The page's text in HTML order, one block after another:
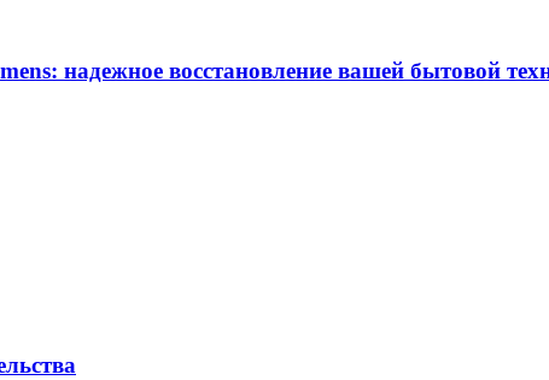
надежное восстановление вашей бытовой